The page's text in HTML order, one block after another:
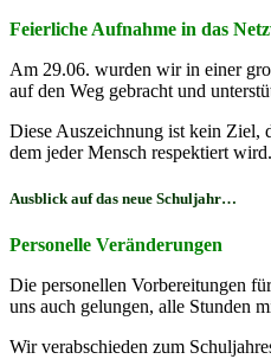
Feierliche Aufnahme in das
Am 29.06. wurden wir in einer
auf den Weg gebracht und
Diese Auszeichnung ist kein Ziel,
dem jeder Mensch respektiert
Ausblick auf das neue Schuljahr…
Personelle Veränderungen
Die personellen Vorbereitungen
uns auch gelungen, alle Stunden
Wir verabschieden zum